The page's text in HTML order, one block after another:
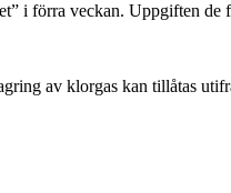
i förra veckan. Uppgiften de
av klorgas kan tillåtas